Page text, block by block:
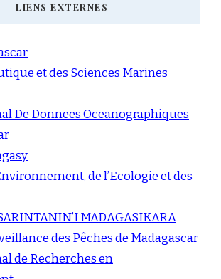
LIENS EXTERNES
et des Sciences Marines
De Donnees Oceanographiques
de l’Ecologie et des
MADAGASIKARA
des Pêches de Madagascar
de Recherches en